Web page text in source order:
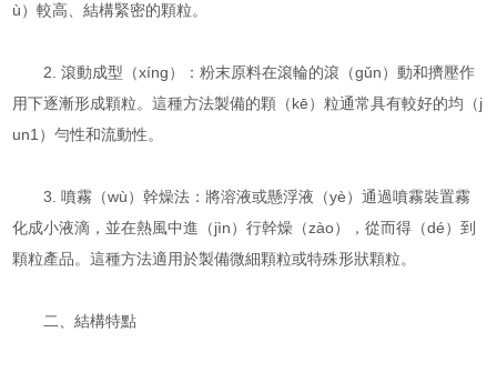
ù）較高、結構緊密的顆粒。
2. 滾動成型（xíng）：粉末原料在滾輪的滾（gǔn）動和擠壓作
用下逐漸形成顆粒。這種方法製備的顆（kē）粒通常具有較好的均（j
un1）勻性和流動性。
3. 噴霧（wù）幹燥法：將溶液或懸浮液（yè）通過噴霧裝置霧
化成小液滴，並在熱風中進（jìn）行幹燥（zào），從而得（dé）到
顆粒產品。這種方法適用於製備微細顆粒或特殊形狀顆粒。
二、結構特點